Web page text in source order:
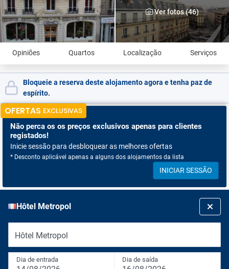
Ver fotos (46)
Opiniões Quartos Localização Serviços
Bloqueie a reserva deste alojamento agora e tenha paz de
espírito.
OFERTAS EXCLUSIVAS
Não perca os os preços exclusivos apenas para clientes
registados!
Inicie sessão para desbloquear as melhores ofertas
* Desconto aplicável apenas a alguns dos alojamentos da lista
INICIAR SESSÃO
Hôtel Metropol
Hôtel Metropol
Dia de entrada Dia de saída